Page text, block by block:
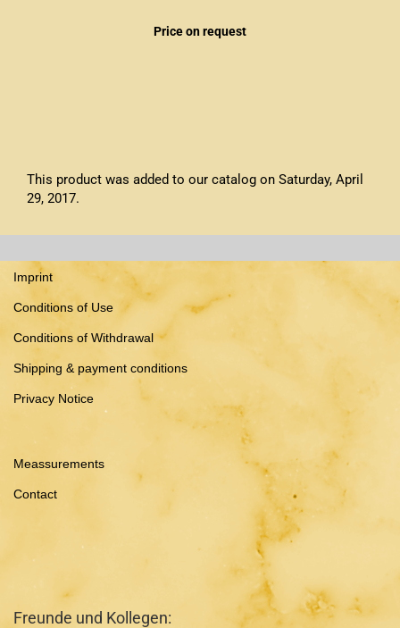
Price on request
This product was added to our catalog on Saturday, April
29, 2017.
Imprint
Conditions of Use
Conditions of Withdrawal
Shipping & payment conditions
Privacy Notice
Meassurements
Contact
Freunde und Kollegen: